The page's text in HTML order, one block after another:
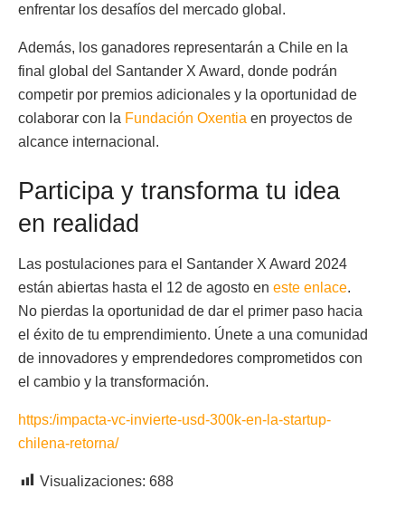
enfrentar los desafíos del mercado global.
Además, los ganadores representarán a Chile en la
final global del Santander X Award, donde podrán
competir por premios adicionales y la oportunidad de
colaborar con la Fundación Oxentia en proyectos de
alcance internacional.
Participa y transforma tu idea
en realidad
Las postulaciones para el Santander X Award 2024
están abiertas hasta el 12 de agosto en este enlace.
No pierdas la oportunidad de dar el primer paso hacia
el éxito de tu emprendimiento. Únete a una comunidad
de innovadores y emprendedores comprometidos con
el cambio y la transformación.
https:/impacta-vc-invierte-usd-300k-en-la-startup-
chilena-retorna/
Visualizaciones: 688